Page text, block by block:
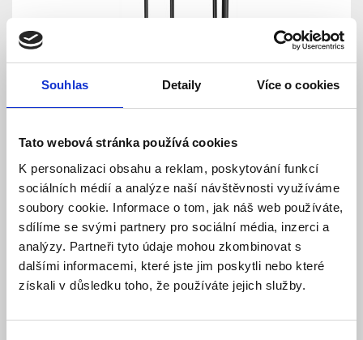
Souhlas Detaily Více o cookies
Tato webová stránka používá cookies
K personalizaci obsahu a reklam, poskytování funkcí
sociálních médií a analýze naší návštěvnosti využíváme
soubory cookie. Informace o tom, jak náš web používáte,
sdílíme se svými partnery pro sociální média, inzerci a
analýzy. Partneři tyto údaje mohou zkombinovat s
dalšími informacemi, které jste jim poskytli nebo které
získali v důsledku toho, že používáte jejich služby.
MODEM 4xLAN, WIFI 2,4GHz a 5GHz
Dostupnost:Skladem
1 329 Kč
Detail